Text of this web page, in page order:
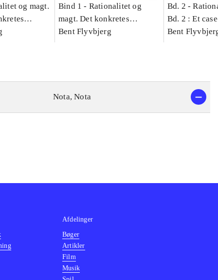
og magt.
Bind 1 - Rationalitet og
magt. Det konkretes
videnskab. Bind 1
Bent Flyvbjerg
Bd. 2 -
Bd. 2 : Et
studie af
Bent
Nota, Nota
Afdelinger
Bøger
Artikler
Film
Musik